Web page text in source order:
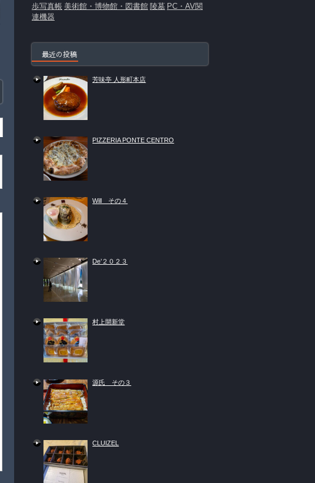
歩写真帳 美術館・博物館・図書館 陵墓 PC・AV関
連機器
最近の投稿
芳味亭 人形町本店
PIZZERIA PONTE CENTRO
Will その４
De’２０２３
村上開新堂
源氏 その３
CLUIZEL